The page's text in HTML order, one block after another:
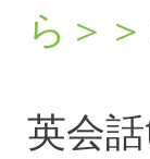
ら＞
英会